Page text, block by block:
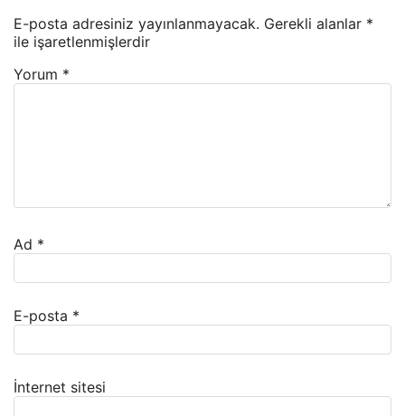
E-posta adresiniz yayınlanmayacak. Gerekli alanlar *
ile işaretlenmişlerdir
Yorum *
Ad *
E-posta *
İnternet sitesi